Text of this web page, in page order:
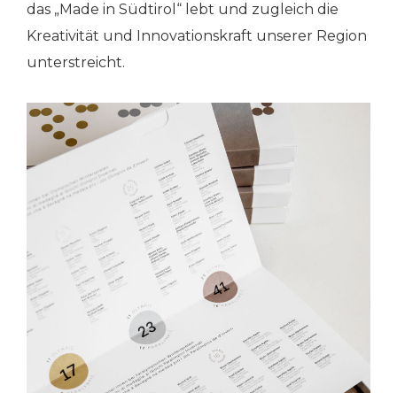
das „Made in Südtirol“ lebt und zugleich die
Kreativität und Innovationskraft unserer Region
unterstreicht.